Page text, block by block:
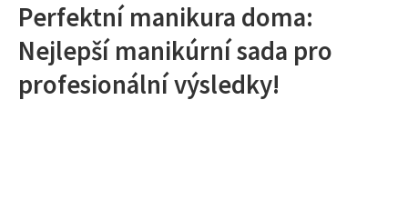
Perfektní manikura doma:
Nejlepší manikúrní sada pro
profesionální výsledky!